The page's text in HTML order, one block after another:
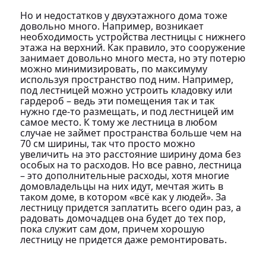
Но и недостатков у двухэтажного дома тоже
довольно много. Например, возникает
необходимость устройства лестницы с нижнего
этажа на верхний. Как правило, это сооружение
занимает довольно много места, но эту потерю
можно минимизировать, по максимуму
используя пространство под ним. Например,
под лестницей можно устроить кладовку или
гардероб – ведь эти помещения так и так
нужно где-то размещать, и под лестницей им
самое место. К тому же лестница в любом
случае не займет пространства больше чем на
70 см ширины, так что просто можно
увеличить на это расстояние ширину дома без
особых на то расходов. Но все равно, лестница
– это дополнительные расходы, хотя многие
домовладельцы на них идут, мечтая жить в
таком доме, в котором «всё как у людей». За
лестницу придется заплатить всего один раз, а
радовать домочадцев она будет до тех пор,
пока служит сам дом, причем хорошую
лестницу не придется даже ремонтировать.